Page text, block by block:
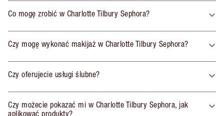
Co mogę zrobić w Charlotte Tilbury Sephora?
Czy mogę wykonać makijaż w Charlotte Tilbury Sephora?
Czy oferujecie usługi ślubne?
Czy możecie pokazać mi w Charlotte Tilbury Sephora, jak
aplikować produkty?